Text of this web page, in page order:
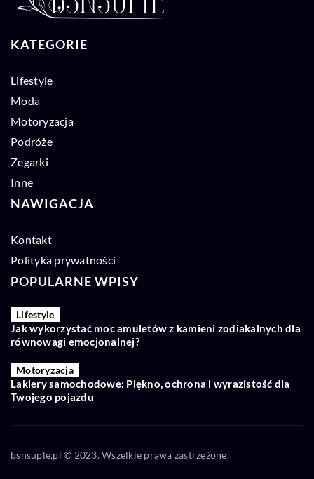
KATEGORIE
Lifestyle
Moda
Motoryzacja
Podróże
Zegarki
Inne
NAWIGACJA
Kontakt
Polityka prywatności
POPULARNE WPISY
Lifestyle
Jak wykorzystać moc amuletów z kamieni zodiakalnych dla
równowagi emocjonalnej?
Motoryzacja
Lakiery samochodowe: Piękno, ochrona i wyrazistość dla
Twojego pojazdu
bsnsuple.pl © 2023. Wszelkie prawa zastrzeżone.